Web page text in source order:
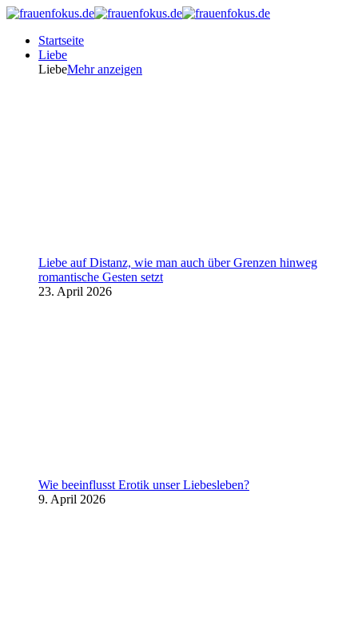
Startseite
Liebe
LiebeMehr anzeigen
Liebe auf Distanz, wie man auch über Grenzen hinweg
romantische Gesten setzt
23. April 2026
Wie beeinflusst Erotik unser Liebesleben?
9. April 2026